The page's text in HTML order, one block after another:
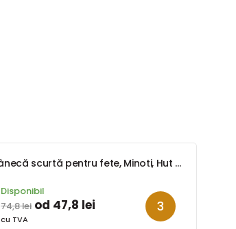
Tunică cu mânecă scurtă pentru fete, Minoti, Hut 8, alb
Disponibil
74,8 lei od 47,8 lei
cu TVA